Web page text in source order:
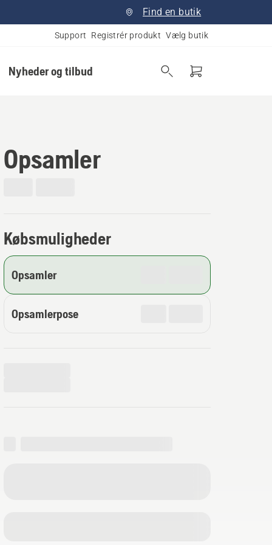
Find en butik
Support Registrér produkt Vælg butik
Nyheder og tilbud
Opsamler
Købsmuligheder
Opsamler
Opsamlerpose